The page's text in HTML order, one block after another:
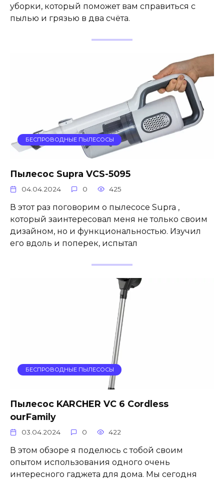
уборки, который поможет вам справиться с
пылью и грязью в два счёта.
БЕСПРОВОДНЫЕ ПЫЛЕСОСЫ
Пылесос Supra VCS-5095
04.04.2024 0 425
В этот раз поговорим о пылесосе Supra ,
который заинтересовал меня не только своим
дизайном, но и функциональностью. Изучил
его вдоль и поперек, испытал
БЕСПРОВОДНЫЕ ПЫЛЕСОСЫ
Пылесос KARCHER VC 6 Cordless
ourFamily
03.04.2024 0 422
В этом обзоре я поделюсь с тобой своим
опытом использования одного очень
интересного гаджета для дома. Мы сегодня